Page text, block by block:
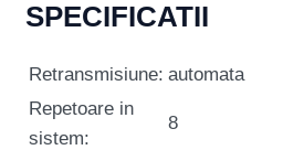
SPECIFICATII
Retransmisiune: automata
Repetoare in
sistem:
8